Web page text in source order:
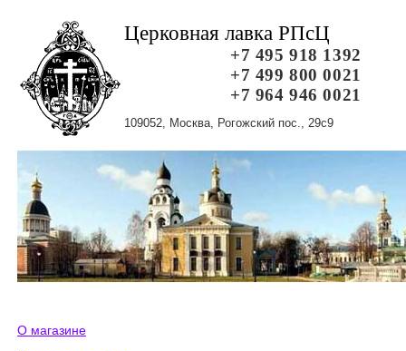
Церковная лавка РПсЦ
+7 495 918 1392
+7 499 800 0021
+7 964 946 0021
109052, Москва, Рогожский пос., 29с9
О магазине